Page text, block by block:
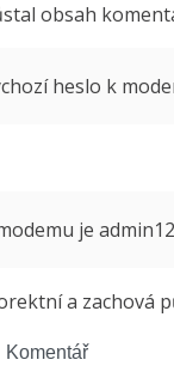
obsah
heslo k
je
a zachová
Komentář